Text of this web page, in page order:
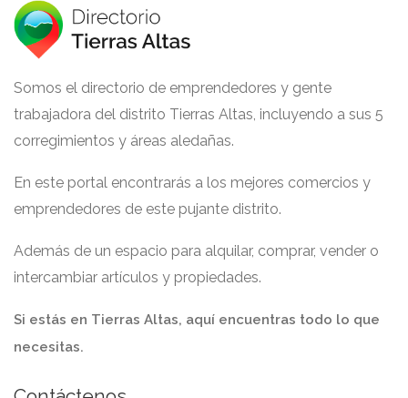
Somos el directorio de emprendedores y gente
trabajadora del distrito Tierras Altas, incluyendo a sus 5
corregimientos y áreas aledañas.
En este portal encontrarás a los mejores comercios y
emprendedores de este pujante distrito.
Además de un espacio para alquilar, comprar, vender o
intercambiar artículos y propiedades.
Si estás en Tierras Altas, aquí encuentras todo lo que
necesitas.